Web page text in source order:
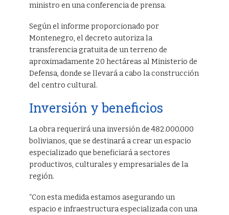
ministro en una conferencia de prensa.
Según el informe proporcionado por
Montenegro, el decreto autoriza la
transferencia gratuita de un terreno de
aproximadamente 20 hectáreas al Ministerio de
Defensa, donde se llevará a cabo la construcción
del centro cultural.
Inversión y beneficios
La obra requerirá una inversión de 482.000.000
bolivianos, que se destinará a crear un espacio
especializado que beneficiará a sectores
productivos, culturales y empresariales de la
región.
“Con esta medida estamos asegurando un
espacio e infraestructura especializada con una